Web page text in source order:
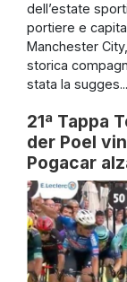
dell’estate
portiere e
Manchester
storica
stata la sugges...
21ª Tappa
der Poel
Pogacar